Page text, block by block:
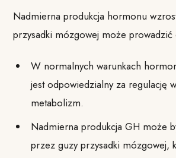
Nadmierna produkcja hormonu
przysadki mózgowej może
W normalnych warunkach
jest odpowiedzialny za regulację
metabolizm.
Nadmierna produkcja GH może
przez guzy przysadki mózgowej,